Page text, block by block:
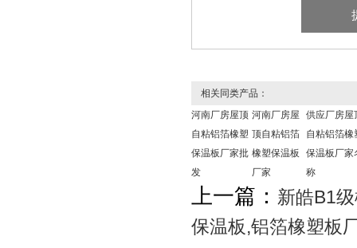
相关同类产品：
河南厂房屋顶
自粘铝箔橡塑
保温板厂家批
发
河南厂房屋
顶自粘铝箔
橡塑保温板
厂家
供应厂房屋
自粘铝箔橡
保温板厂家
称
上一篇： 新皓B1
保温板,铝箔橡塑板